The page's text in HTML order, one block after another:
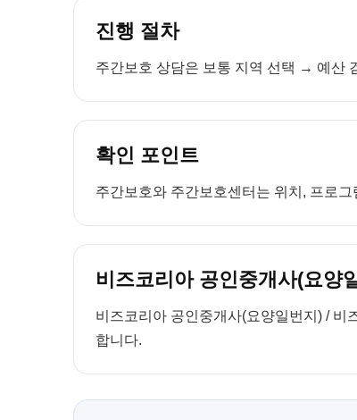
진행 절차
주간보호 상담은 보통 지역 선택 → 예산
확인 포인트
주간보호와 주간보호센터는 위치, 프로
비즈코리아 공인중개사(요양
비즈코리아 공인중개사(요양일번지) / 비
합니다.